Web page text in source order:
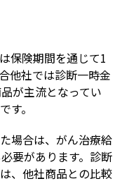
保険期間を通じて1
他社では診断一時金
が主流となってい
す。
場合は、がん治療給
要があります。診断
、他社商品との比較